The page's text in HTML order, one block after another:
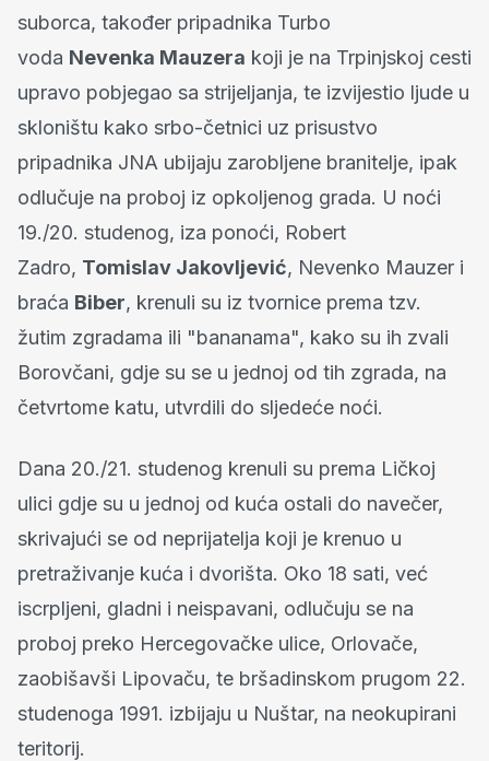
suborca, također pripadnika Turbo
voda Nevenka Mauzera koji je na Trpinjskoj cesti
upravo pobjegao sa strijeljanja, te izvijestio ljude u
skloništu kako srbo-četnici uz prisustvo
pripadnika JNA ubijaju zarobljene branitelje, ipak
odlučuje na proboj iz opkoljenog grada. U noći
19./20. studenog, iza ponoći, Robert
Zadro, Tomislav Jakovljević, Nevenko Mauzer i
braća Biber, krenuli su iz tvornice prema tzv.
žutim zgradama ili "bananama", kako su ih zvali
Borovčani, gdje su se u jednoj od tih zgrada, na
četvrtome katu, utvrdili do sljedeće noći.
Dana 20./21. studenog krenuli su prema Ličkoj
ulici gdje su u jednoj od kuća ostali do navečer,
skrivajući se od neprijatelja koji je krenuo u
pretraživanje kuća i dvorišta. Oko 18 sati, već
iscrpljeni, gladni i neispavani, odlučuju se na
proboj preko Hercegovačke ulice, Orlovače,
zaobišavši Lipovaču, te bršadinskom prugom 22.
studenoga 1991. izbijaju u Nuštar, na neokupirani
teritorij.